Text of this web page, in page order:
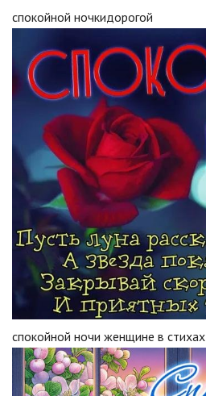
спокойной ночкидорогой
спокойной ночи женщине в стихах